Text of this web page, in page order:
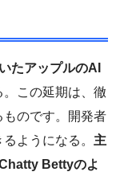
たアップルのAI
この延期は、徹
ものです。開発者
ようになる。 主
Bettyのよ